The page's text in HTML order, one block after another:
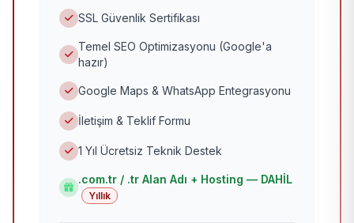
SSL Güvenlik Sertifikası
Temel SEO Optimizasyonu (Google'a
hazır)
Google Maps & WhatsApp Entegrasyonu
İletişim & Teklif Formu
1 Yıl Ücretsiz Teknik Destek
.com.tr / .tr Alan Adı + Hosting — DAHİL
Yıllık